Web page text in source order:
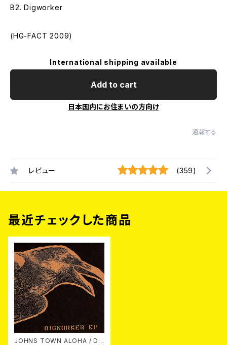
B2. Digworker
(HG-FACT 2009)
International shipping available
Add to cart
日本国内にお住まいの方向け
通報する
レビュー (359)
最近チェックした商品
JOHNS TOWN ALOHA / Di